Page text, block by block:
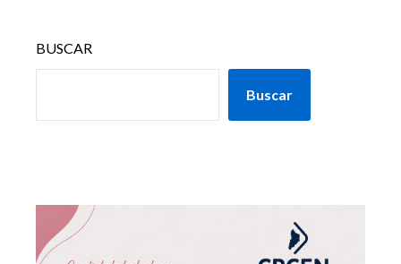
BUSCAR
Buscar